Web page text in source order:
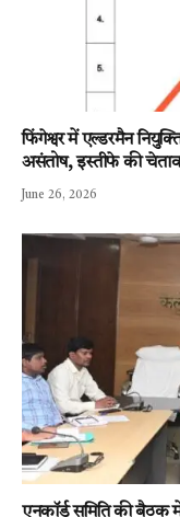
फिंगेश्वर में एल्डरमैन
असंतोष, इस्तीफे की
June 26, 2026
एनकॉर्ड समिति की बैठक